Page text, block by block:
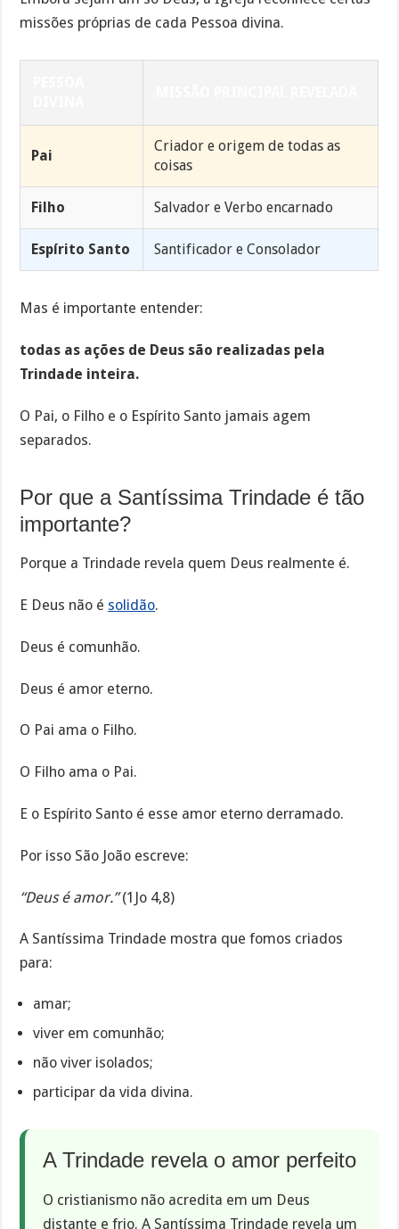
missões próprias de cada Pessoa divina.
Pai
Criador e origem de todas as
coisas
Filho Salvador e Verbo encarnado
Espírito Santo Santificador e Consolador
Mas é importante entender:
todas as ações de Deus são realizadas pela
Trindade inteira.
O Pai, o Filho e o Espírito Santo jamais agem
separados.
Por que a Santíssima Trindade é tão
importante?
Porque a Trindade revela quem Deus realmente é.
E Deus não é solidão.
Deus é comunhão.
Deus é amor eterno.
O Pai ama o Filho.
O Filho ama o Pai.
E o Espírito Santo é esse amor eterno derramado.
Por isso São João escreve:
“Deus é amor.”(1Jo 4,8)
A Santíssima Trindade mostra que fomos criados
para:
amar;
viver em comunhão;
não viver isolados;
participar da vida divina.
A Trindade revela o amor perfeito
O cristianismo não acredita em um Deus
distante e frio. A Santíssima Trindade revela um